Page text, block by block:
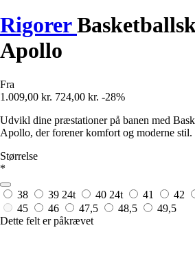
Rigorer
Apollo
Fra
1.009,00 kr. 724,00 kr. -28%
Udvikl dine præstationer på banen med
Apollo, der forener komfort og moderne stil.
Størrelse
*
38 39 24t 40 24t 41 42
45
46 47,5 48,5
49,5
Dette felt er påkrævet